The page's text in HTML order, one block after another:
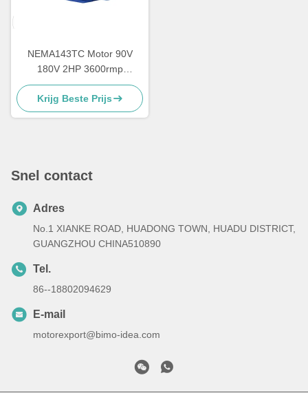
NEMA143TC Motor 90V
180V 2HP 3600rmp
Permanent Magnet DC
Motor met afneembare basis
Krijg Beste Prijs
Snel contact
Adres
No.1 XIANKE ROAD, HUADONG TOWN, HUADU DISTRICT,
GUANGZHOU CHINA510890
Tel.
86--18802094629
E-mail
motorexport@bimo-idea.com